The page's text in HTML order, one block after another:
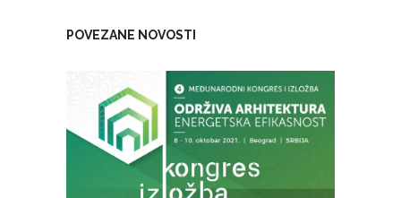
POVEZANE NOVOSTI